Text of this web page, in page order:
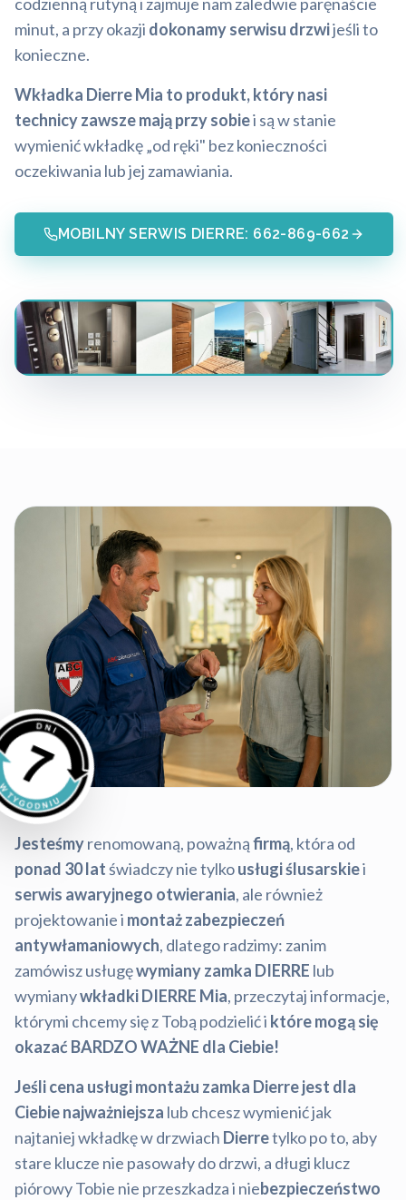
minut, a przy okazji dokonamy serwisu drzwijeśli to
konieczne.
Wkładka Dierre Mia to produkt, który nasi
technicy zawsze mają przy sobiei są w stanie
wymienić wkładkę „od ręki" bez konieczności
oczekiwania lub jej zamawiania.
MOBILNY SERWIS DIERRE: 662-869-662
Jesteśmyrenomowaną, poważnąfirmą, która od
ponad 30 latświadczy nie tylkousługi ślusarskiei
serwis awaryjnego otwierania, ale również
projektowanie i montaż zabezpieczeń
antywłamaniowych, dlatego radzimy: zanim
zamówisz usługęwymiany zamka DIERRE lub
wymianywkładki DIERRE Mia, przeczytaj informacje,
którymi chcemy się z Tobą podzielić i które mogą się
okazać BARDZO WAŻNE dla Ciebie!
Jeśli cena usługi montażu zamka Dierre jest dla
Ciebie najważniejsza lub chcesz wymienić jak
najtaniej wkładkę w drzwiach Dierretylko po to, aby
stare klucze nie pasowały do drzwi, a długi klucz
piórowy Tobie nie przeszkadza i niebezpieczeństwo